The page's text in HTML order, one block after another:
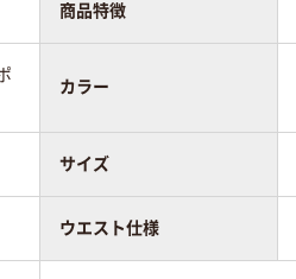
商品特徴
カラー
サイズ
ウエスト仕様